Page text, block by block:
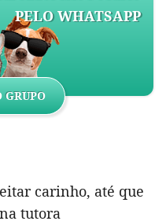
PELO WHATSAPP
GRUPO
carinho, até que
tutora